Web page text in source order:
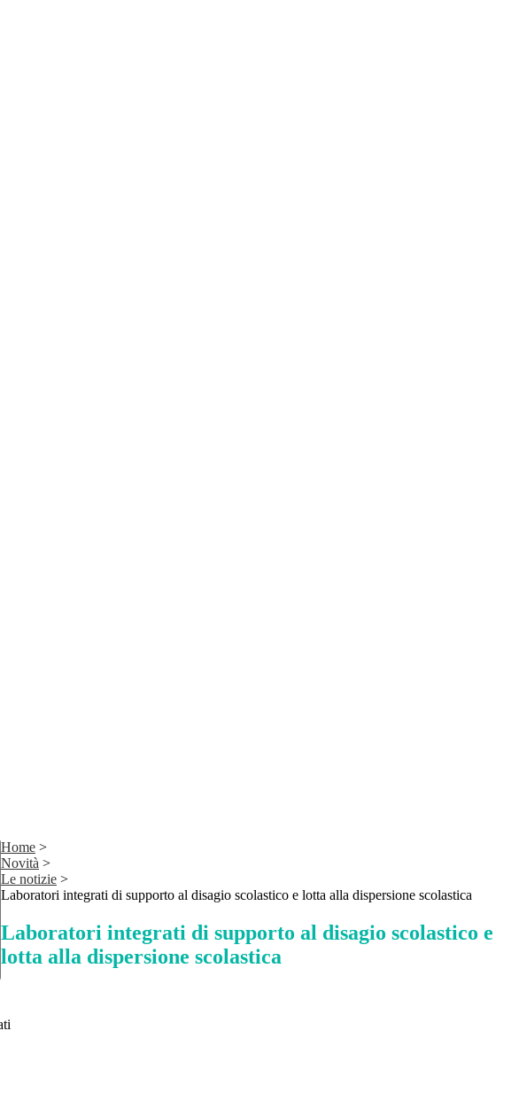
Home >
Novità >
Le notizie >
Laboratori integrati di supporto al disagio scolastico e lotta alla dispersione scolastica
Laboratori integrati di supporto al disagio scolastico e
lotta alla dispersione scolastica